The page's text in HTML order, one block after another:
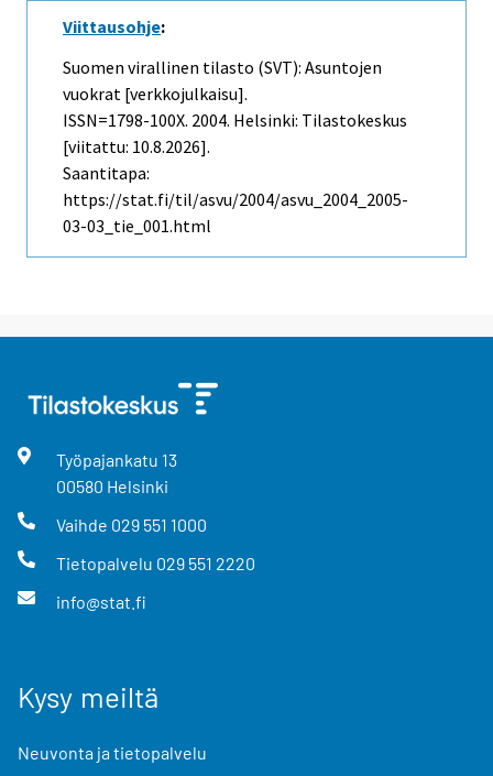
Viittausohje:
Suomen virallinen tilasto (SVT): Asuntojen
vuokrat [verkkojulkaisu].
ISSN=1798-100X. 2004. Helsinki: Tilastokeskus
[viitattu: 10.8.2026].
Saantitapa:
https://stat.fi/til/asvu/2004/asvu_2004_2005-
03-03_tie_001.html
Työpajankatu 13
00580 Helsinki
Vaihde 029 551 1000
Tietopalvelu 029 551 2220
info@stat.fi
Kysy meiltä
Neuvonta ja tietopalvelu